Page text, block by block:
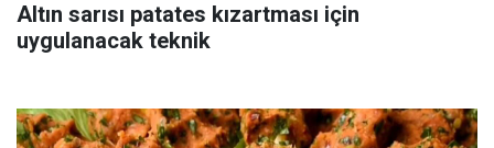
Altın sarısı patates kızartması için
uygulanacak teknik